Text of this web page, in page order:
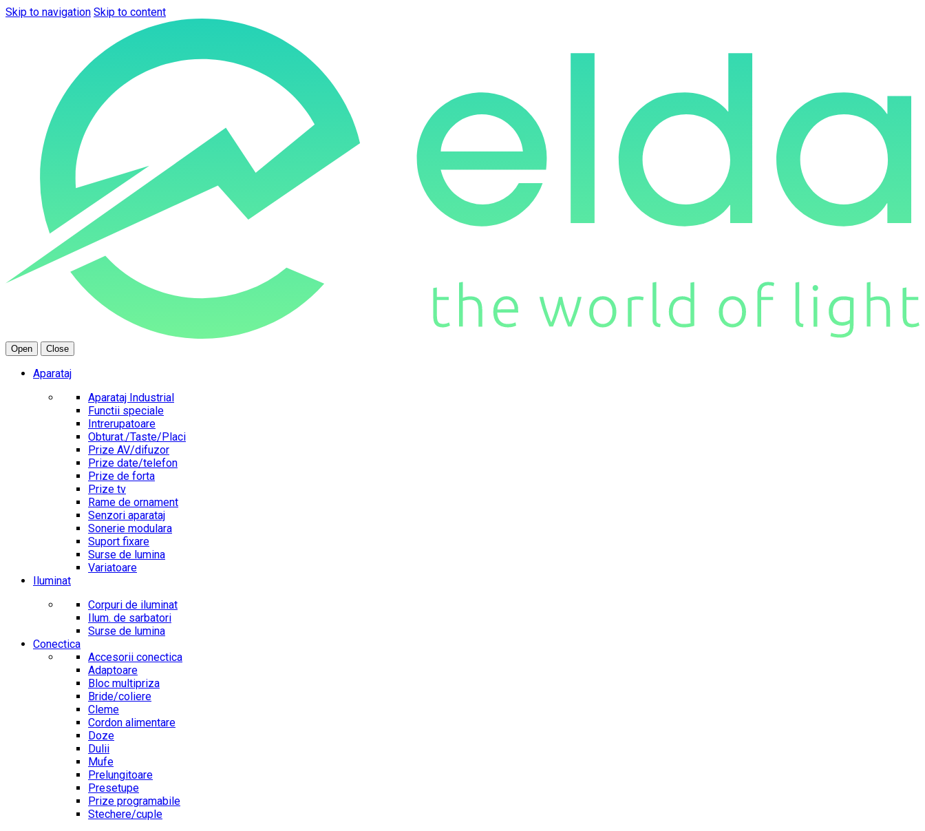
Skip to navigation Skip to content
Open Close
Aparataj
Aparataj Industrial
Functii speciale
Intrerupatoare
Obturat./Taste/Placi
Prize AV/difuzor
Prize date/telefon
Prize de forta
Prize tv
Rame de ornament
Senzori aparataj
Sonerie modulara
Suport fixare
Surse de lumina
Variatoare
Iluminat
Corpuri de iluminat
Ilum. de sarbatori
Surse de lumina
Conectica
Accesorii conectica
Adaptoare
Bloc multipriza
Bride/coliere
Cleme
Cordon alimentare
Doze
Dulii
Mufe
Prelungitoare
Presetupe
Prize programabile
Stechere/cuple